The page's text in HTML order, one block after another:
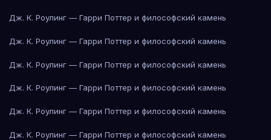
Дж. К. Роулинг — Гарри Поттер и философский камень
Дж. К. Роулинг — Гарри Поттер и философский камень
Дж. К. Роулинг — Гарри Поттер и философский камень
Дж. К. Роулинг — Гарри Поттер и философский камень
Дж. К. Роулинг — Гарри Поттер и философский камень
Дж. К. Роулинг — Гарри Поттер и философский камень